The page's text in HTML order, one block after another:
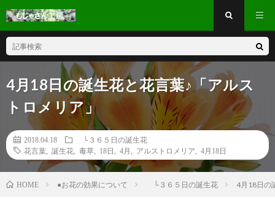
4月18日の誕生花と花言葉♪「アルス
トロメリア」
2018.04.18
└３６５日の誕生花
花言葉
誕生花 毒草 18日 4月 アルストロメリア 4月18日
HOME ●お花の効果について └３６５日の誕生花 4月18日の